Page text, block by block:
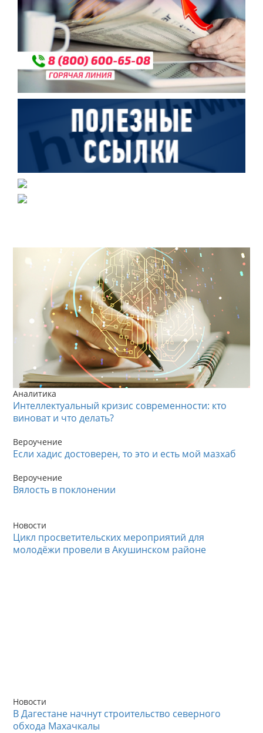
Аналитика
Интеллектуальный кризис современности: кто
виноват и что делать?
Вероучение
Если хадис достоверен, то это и есть мой мазхаб
Вероучение
Вялость в поклонении
Новости
Цикл просветительских мероприятий для
молодёжи провели в Акушинском районе
Новости
В Дагестане начнут строительство северного
обхода Махачкалы